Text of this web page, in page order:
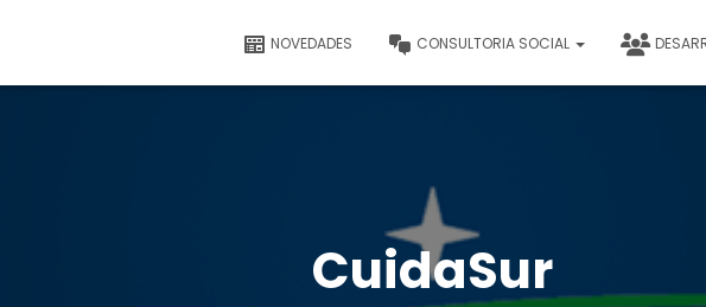
NOVEDADES CONSULTORIA SOCIAL
CuidaSur